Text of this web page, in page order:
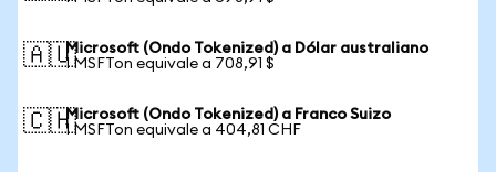
🇦🇺Microsoft (Ondo Tokenized) a Dólar australiano
1 MSFTon equivale a 708,91 $
🇨🇭Microsoft (Ondo Tokenized) a Franco Suizo
1 MSFTon equivale a 404,81 CHF